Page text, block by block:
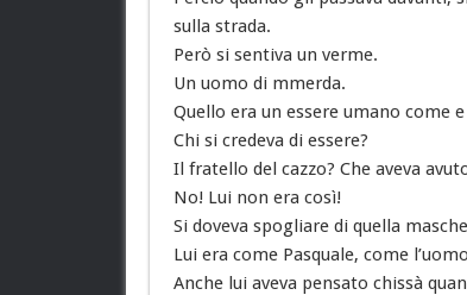
sulla strada.
Però si sentiva un verme.
Un uomo di mmerda.
Quello era un essere umano come
Chi si credeva di essere?
Il fratello del cazzo? Che aveva
No! Lui non era così!
Si doveva spogliare di quella
Lui era come Pasquale, come
Anche lui aveva pensato chissà